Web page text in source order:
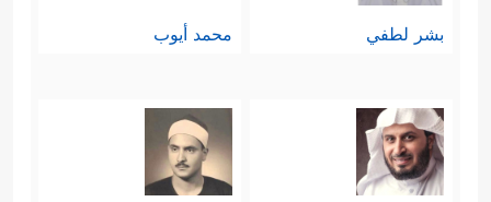
بشر لطفي محمد أيوب